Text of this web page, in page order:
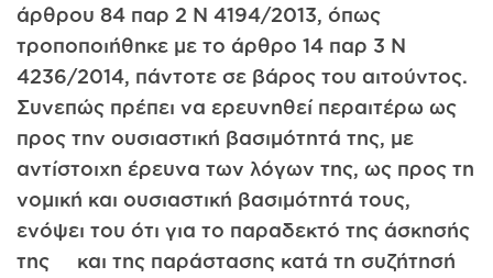
άρθρου 84 παρ 2 Ν 4194/2013, όπως
τροποποιήθηκε με το άρθρο 14 παρ 3 Ν
4236/2014, πάντοτε σε βάρος του αιτούντος.
Συνεπώς πρέπει να ερευνηθεί περαιτέρω ως
προς την ουσιαστική βασιμότητά της, με
αντίστοιχη έρευνα των λόγων της, ως προς τη
νομική και ουσιαστική βασιμότητά τους,
ενόψει του ότι για το παραδεκτό της άσκησής
της και της παράστασης κατά τη συζήτησή